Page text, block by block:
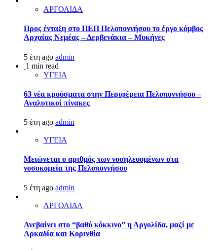
ΑΡΓΟΛΙΔΑ
Προς ένταξη στο ΠΕΠ Πελοποννήσου το έργο κόμβος
Αρχαίας Νεμέας – Δερβενάκια – Μυκήνες
5 έτη ago admin
1 min read
ΥΓΕΙΑ
63 νέα κρούσματα στην Περιφέρεια Πελοποννήσου –
Αναλυτικοί πίνακες
5 έτη ago admin
ΥΓΕΙΑ
Μειώνεται ο αριθμός των νοσηλευομένων στα
νοσοκομεία της Πελοποννήσου
5 έτη ago admin
ΑΡΓΟΛΙΔΑ
Ανεβαίνει στο “βαθύ κόκκινο” η Αργολίδα, μαζί με
Αρκαδία και Κορινθία